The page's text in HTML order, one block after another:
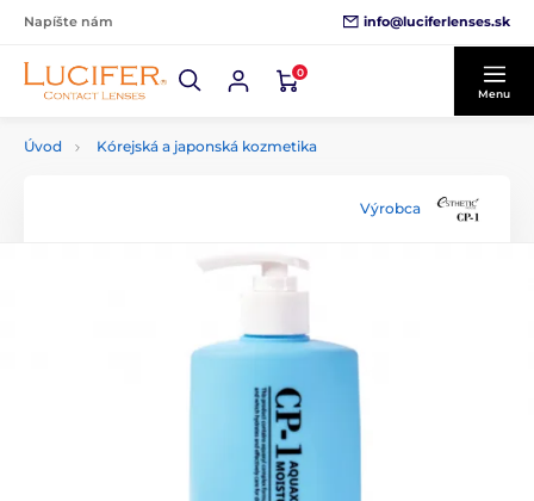
Napíšte nám info@luciferlenses.sk
0
Menu
Úvod Kórejská a japonská kozmetika
Výrobca